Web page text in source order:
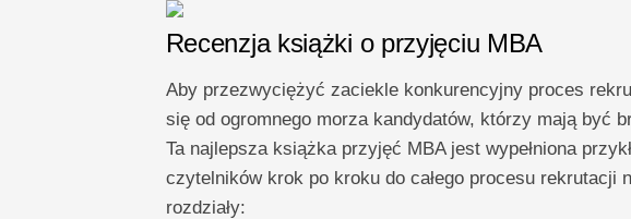
Recenzja książki o przyjęciu MBA
Aby przezwyciężyć zaciekle konkurencyjny proces
się od ogromnego morza kandydatów, którzy mają być
Ta najlepsza książka przyjęć MBA jest wypełniona
czytelników krok po kroku do całego procesu rekrutacji
rozdziały: